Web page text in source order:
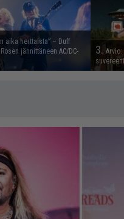
aika herttaista” – Duff
jännittäneen AC/DC-
3.